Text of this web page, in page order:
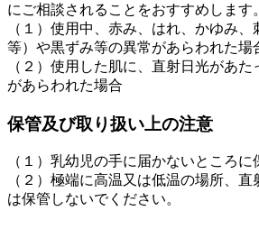
にご相談されることをおすすめします。
（１）使用中、赤み、はれ、かゆみ
等）や黒ずみ等の異常があらわれた場
（２）使用した肌に、直射日光があ
があらわれた場合
保管及び取り扱い上の注意
（１）乳幼児の手に届かないところに
（２）極端に高温又は低温の場所、
は保管しないでください。